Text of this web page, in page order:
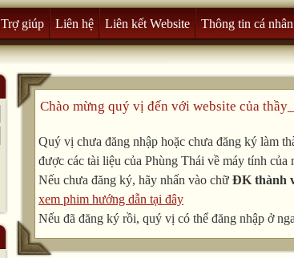
Trợ giúp Liên hệ Liên kết Website Thông tin cá nhân
Chào mừng quý vị đến với website của
Quý vị chưa đăng nhập hoặc chưa đăng ký làm
được các tài liệu của Phùng Thái về máy tính của
Nếu chưa đăng ký, hãy nhấn vào chữ ĐK thành
xem phim hướng dẫn tại đây
Nếu đã đăng ký rồi, quý vị có thể đăng nhập ở